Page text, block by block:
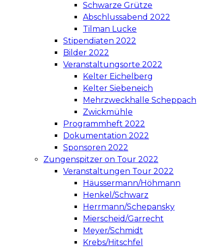
Schwarze Grütze
Abschlussabend 2022
Tilman Lucke
Stipendiaten 2022
Bilder 2022
Veranstaltungsorte 2022
Kelter Eichelberg
Kelter Siebeneich
Mehrzweckhalle Scheppach
Zwickmühle
Programmheft 2022
Dokumentation 2022
Sponsoren 2022
Zungenspitzer on Tour 2022
Veranstaltungen Tour 2022
Häussermann/Höhmann
Henkel/Schwarz
Herrmann/Schepansky
Mierscheid/Garrecht
Meyer/Schmidt
Krebs/Hitschfel